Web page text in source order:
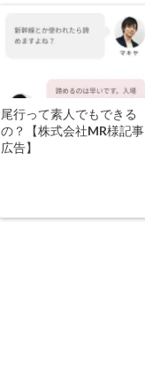
尾行って素人でもできる
の？【株式会社MR様記事
広告】